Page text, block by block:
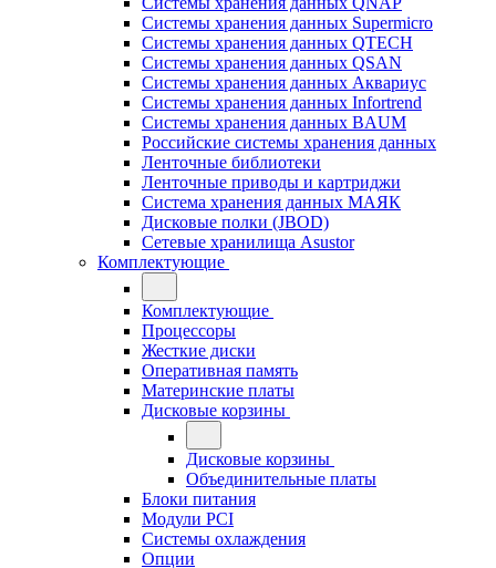
Системы хранения данных Supermicro
Системы хранения данных QTECH
Системы хранения данных QSAN
Системы хранения данных Аквариус
Системы хранения данных Infortrend
Системы хранения данных BAUM
Российские системы хранения данных
Ленточные библиотеки
Ленточные приводы и картриджи
Система хранения данных МАЯК
Дисковые полки (JBOD)
Сетевые хранилища Asustor
Комплектующие
Комплектующие
Процессоры
Жесткие диски
Оперативная память
Материнские платы
Дисковые корзины
Дисковые корзины
Объединительные платы
Блоки питания
Модули PCI
Системы охлаждения
Опции